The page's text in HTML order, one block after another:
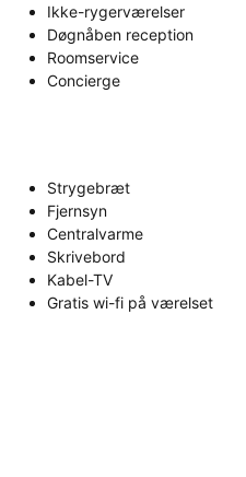
Ikke-rygerværelser
Døgnåben reception
Roomservice
Concierge
Strygebræt
Fjernsyn
Centralvarme
Skrivebord
Kabel-TV
Gratis wi-fi på værelset